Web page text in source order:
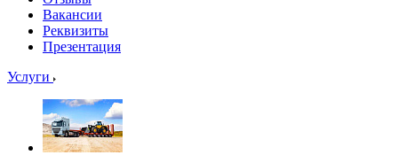
Вакансии
Реквизиты
Презентация
Услуги